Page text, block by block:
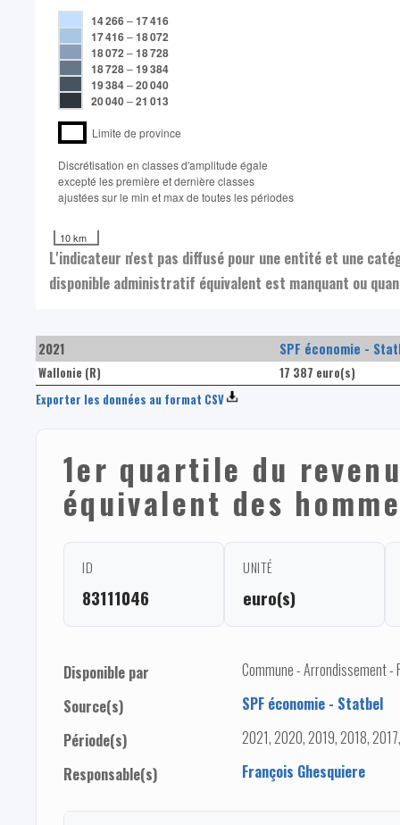
14 266–17 416
17 416–18 072
18 072 –18 728
18 728–19 384
19 384–20 040
20 040–21 013
Limite de province
Discrétisation en classes d'amplitude égale​
excepté les première et dernière classes
ajustées sur le min et max de toutes les périodes
10 km
L'indicateur n'est pas diffusé pour une entité et une
disponible administratif équivalent est manquant ou
2021 SPF économie -
Wallonie (R)
17 387 euro(s)
Exporter les données au format CSV
1er quartile du
équivalent des
ID
83111046
UNITÉ
euro(s)
Disponible par
Commune - Arrondissement -
Source(s)
SPF économie - Statbel
Période(s)
2021, 2020, 2019, 2018,
Responsable(s)
François Ghesquiere